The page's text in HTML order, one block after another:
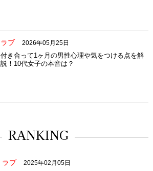
ラブ 2026年05月25日
付き合って1ヶ月の男性心理や気をつける点を解
説！10代女子の本音は？
RANKING
ラブ 2025年02月05日